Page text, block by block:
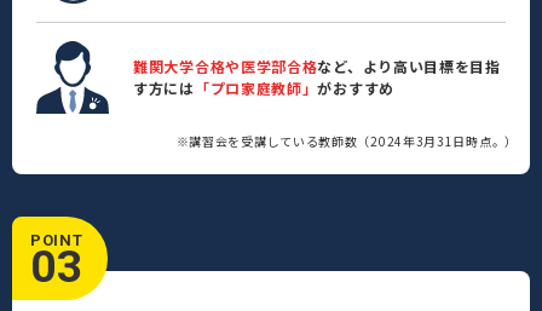
難関大学合格や医学部合格など、より高い目標を目指
す方には 「プロ家庭教師」がおすすめ
※講習会を受講している教師数（2024年3月31日時点。）
POINT
03